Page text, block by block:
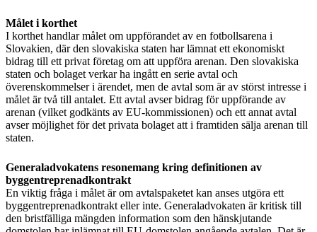
Målet i korthet
I korthet handlar målet om uppförandet av en fotbollsarena i
Slovakien, där den slovakiska staten har lämnat ett ekonomiskt
bidrag till ett privat företag om att uppföra arenan. Den slovakiska
staten och bolaget verkar ha ingått en serie avtal och
överenskommelser i ärendet, men de avtal som är av störst intresse i
målet är två till antalet. Ett avtal avser bidrag för uppförande av
arenan (vilket godkänts av EU-kommissionen) och ett annat avtal
avser möjlighet för det privata bolaget att i framtiden sälja arenan till
staten.
Generaladvokatens resonemang kring definitionen av
byggentreprenadkontrakt
En viktig fråga i målet är om avtalspaketet kan anses utgöra ett
byggentreprenadkontrakt eller inte. Generaladvokaten är kritisk till
den bristfälliga mängden information som den hänskjutande